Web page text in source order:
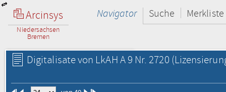
Arcinsys
Niedersachsen
Bremen
Navigator Suche Merkliste
Digitalisate von LkAH A 9 Nr. 2720